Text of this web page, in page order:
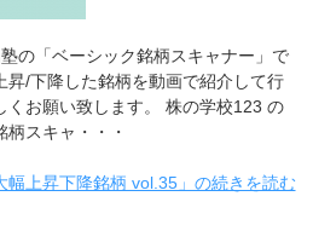
の「ベーシック銘柄スキャナー」で
昇/下降した銘柄を動画で紹介して行
くお願い致します。 株の学校123 の
柄スキャ・・・
幅上昇下降銘柄 vol.35」の続きを読む